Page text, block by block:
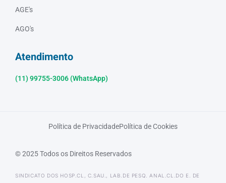
AGE's
AGO's
Atendimento
(11) 99755-3006 (WhatsApp)
Política de PrivacidadePolítica de Cookies
© 2025 Todos os Direitos Reservados
SINDICATO DOS HOSP.CL, C.SAU., LAB.DE PESQ. ANAL.CL.DO E. DE